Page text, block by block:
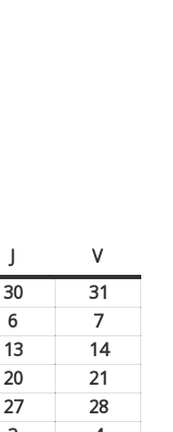
J Vviernes
3030
2026
31
2026
6
agosto,
2026
77
agosto,
2026
1313
agosto,
2026
1414
2026
2020
agosto,
21
agosto,
2727
2828